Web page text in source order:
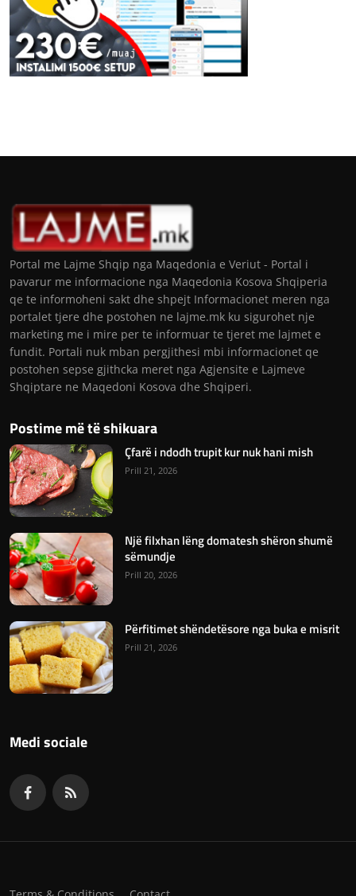
Portal me Lajme Shqip nga Maqedonia e Veriut - Portal i
pavarur me informacione nga Maqedonia Kosova Shqiperia
qe te informoheni sakt dhe shpejt Informacionet meren nga
portalet tjere dhe postohen ne lajme.mk ku sigurohet nje
marketing me i mire per te informuar te tjeret me lajmet e
fundit. Portali nuk mban pergjithesi mbi informacionet qe
postohen sepse gjithcka meret nga Agjensite e Lajmeve
Shqiptare ne Maqedoni Kosova dhe Shqiperi.
Postime më të shikuara
Çfarë i ndodh trupit kur nuk hani mish
Prill 21, 2026
Një filxhan lëng domatesh shëron shumë
sëmundje
Prill 20, 2026
Përfitimet shëndetësore nga buka e misrit
Prill 21, 2026
Medi sociale